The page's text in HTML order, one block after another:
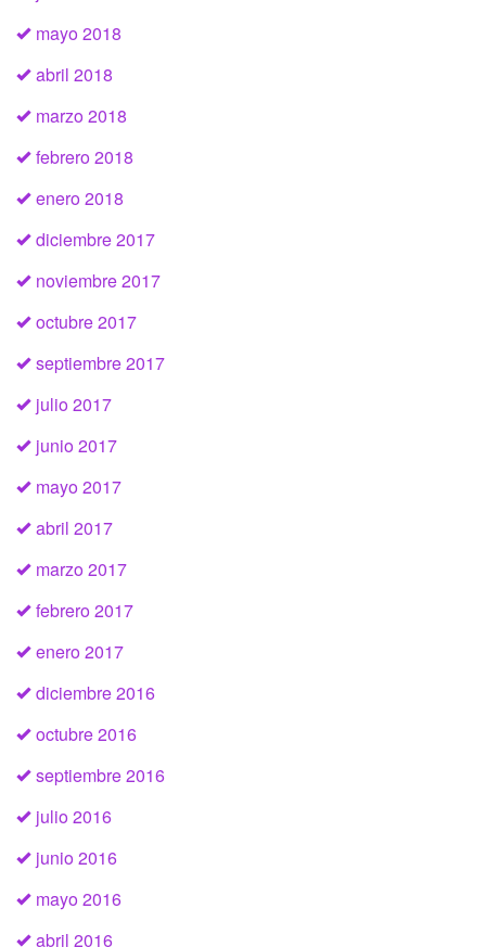
mayo 2018
abril 2018
marzo 2018
febrero 2018
enero 2018
diciembre 2017
noviembre 2017
octubre 2017
septiembre 2017
julio 2017
junio 2017
mayo 2017
abril 2017
marzo 2017
febrero 2017
enero 2017
diciembre 2016
octubre 2016
septiembre 2016
julio 2016
junio 2016
mayo 2016
abril 2016